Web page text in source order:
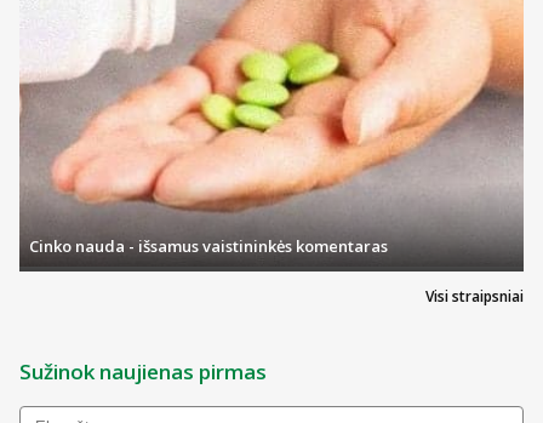
Visi straipsniai
Cinko nauda - išsamus vaistininkės komentaras
Sužinok naujienas pirmas